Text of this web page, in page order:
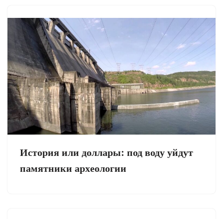
История или доллары: под воду уйдут
памятники археологии